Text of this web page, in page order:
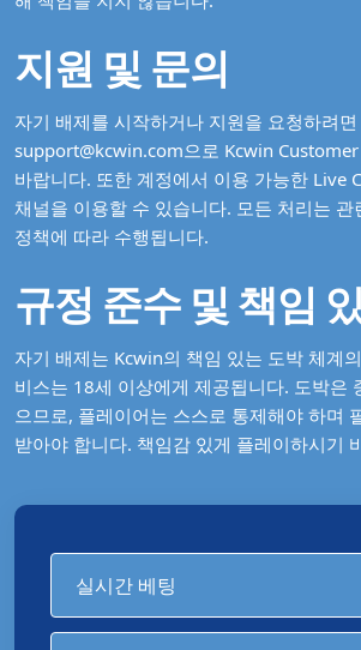
지원 및 문의
자기 배제를 시작하거나 지원을 요청하려면
support@kcwin.com으로 Kcwin
바랍니다. 또한 계정에서 이용 가능한 Live
채널을 이용할 수 있습니다. 모든 처리는 관
정책에 따라 수행됩니다.
규정 준수 및 책임
자기 배제는 Kcwin의 책임 있는 도박 체계
비스는 18세 이상에게 제공됩니다. 도박은
으므로, 플레이어는 스스로 통제해야 하며
받아야 합니다. 책임감 있게 플레이하시기
실시간 베팅